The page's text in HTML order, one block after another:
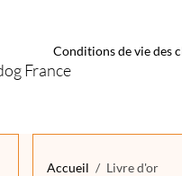
France
Conditions de vie des
Accueil Livre d'or